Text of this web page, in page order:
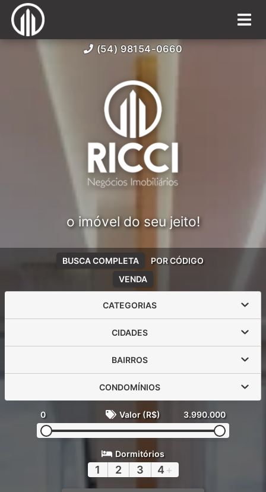
(54) 98154-0660
o imóvel do seu jeito!
VENDA
BUSCA COMPLETA POR CÓDIGO
CATEGORIAS
CIDADES
BAIRROS
CONDOMÍNIOS
0 Valor (R$) 3.990.000
Dormitórios
1 2 3 4 +